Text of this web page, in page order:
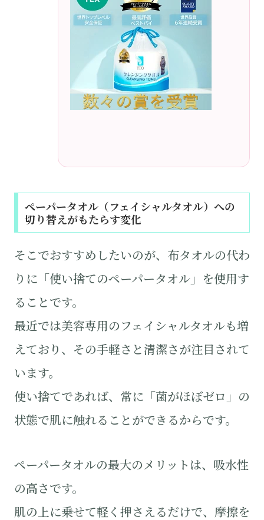
ペーパータオル（フェイシャルタオル）への
切り替えがもたらす変化
そこでおすすめしたいのが、布タオルの代わ
りに「使い捨てのペーパータオル」を使用す
ることです。
最近では美容専用のフェイシャルタオルも増
えており、その手軽さと清潔さが注目されて
います。
使い捨てであれば、常に「菌がほぼゼロ」の
状態で肌に触れることができるからです。
ペーパータオルの最大のメリットは、吸水性
の高さです。
肌の上に乗せて軽く押さえるだけで、摩擦を